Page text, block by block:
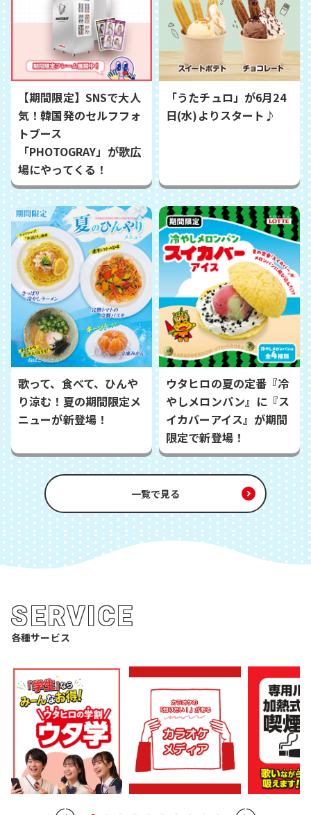
【期間限定】SNSで大人
気！韓国発のセルフフォ
トブース
「PHOTOGRAY」が歌広
場にやってくる！
「うたチュロ」が6月24
日(水)よりスタート♪
歌って、食べて、ひんや
り涼む！夏の期間限定メ
ニューが新登場！
ウタヒロの夏の定番『冷
やしメロンパン』に『ス
イカバーアイス』が期間
限定で新登場！
一覧で見る
SERVICE
各種サービス